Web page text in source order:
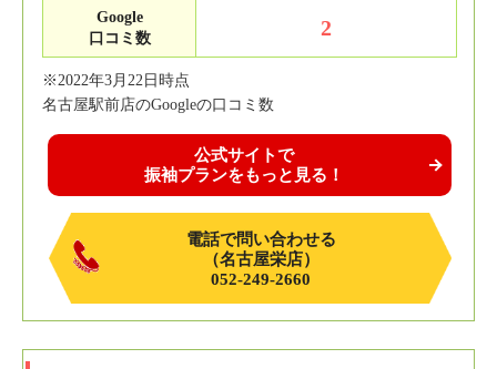
Google
口コミ数
2
※2022年3月22日時点
名古屋駅前店のGoogleの口コミ数
公式サイトで
振袖プランをもっと見る！
電話で問い合わせる
（名古屋栄店）
052-249-2660